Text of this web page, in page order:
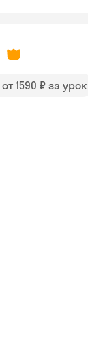
от 1590 ₽ за урок